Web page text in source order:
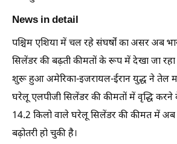
News in detail
पश्चिम एशिया में चल रहे संघर्षों का असर अब
सिलेंडर की बढ़ती कीमतों के रूप में देखा जा
शुरू हुआ अमेरिका-इजरायल-ईरान युद्ध ने तेल
घरेलू एलपीजी सिलेंडर की कीमतों में वृद्धि
14.2 किलो वाले घरेलू सिलेंडर की कीमत में
बढ़ोतरी हो चुकी है।